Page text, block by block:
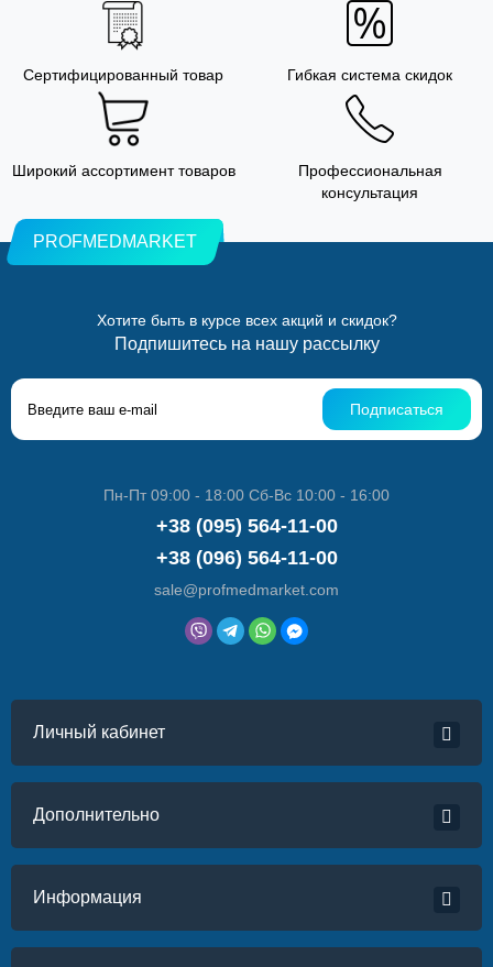
Сертифицированный товар Гибкая система скидок
Широкий ассортимент товаров
Профессиональная
консультация
PROFMEDMARKET
Хотите быть в курсе всех акций и скидок?
Подпишитесь на нашу рассылку
Подписаться
Пн-Пт 09:00 - 18:00 Сб-Вс 10:00 - 16:00
+38 (095) 564-11-00
+38 (096) 564-11-00
sale@profmedmarket.com
Личный кабинет
Дополнительно
Информация